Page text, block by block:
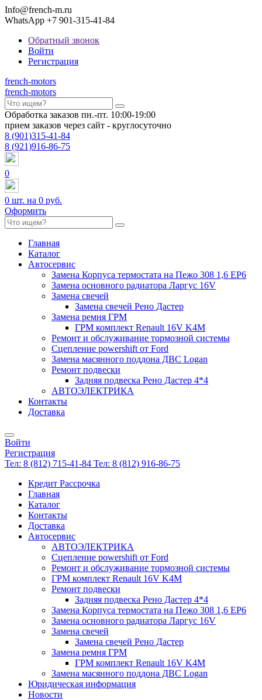
Info@french-m.ru
WhatsApp +7 901-315-41-84
Обратный звонок
Войти
Регистрация
french-motors
french-motors
Обработка заказов пн.-пт. 10:00-19:00
прием заказов через сайт - круглосуточно
8 (901)315-41-84
8 (921)916-86-75
0
0 шт. на 0 руб.
Оформить
Главная
Каталог
Автосервис
Замена Корпуса термостата на Пежо 308 1,6 EP6
Замена основного радиатора Ларгус 16V
Замена свечей
Замена свечей Рено Дастер
Замена ремня ГРМ
ГРМ комплект Renault 16V K4M
Ремонт и обслуживание тормозной системы
Сцепление powershift от Ford
Замена масянного поддона ДВС Logan
Ремонт подвески
Задняя подвеска Рено Дастер 4*4
АВТОЭЛЕКТРИКА
Контакты
Доставка
Войти
Регистрация
Тел: 8 (812) 715-41-84 Тел: 8 (812) 916-86-75
Кредит Рассрочка
Главная
Каталог
Контакты
Доставка
Автосервис
АВТОЭЛЕКТРИКА
Сцепление powershift от Ford
Ремонт и обслуживание тормозной системы
ГРМ комплект Renault 16V K4M
Ремонт подвески
Задняя подвеска Рено Дастер 4*4
Замена Корпуса термостата на Пежо 308 1,6 EP6
Замена основного радиатора Ларгус 16V
Замена свечей
Замена свечей Рено Дастер
Замена ремня ГРМ
ГРМ комплект Renault 16V K4M
Замена масянного поддона ДВС Logan
Юридическая информация
Новости